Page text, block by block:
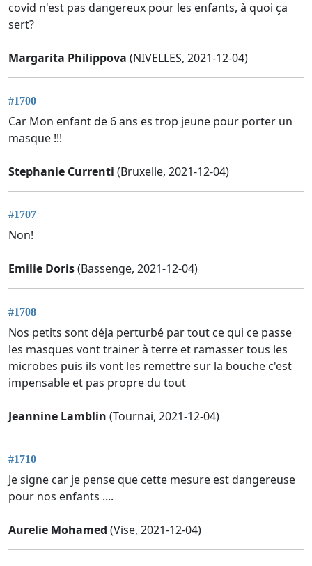
covid n'est pas dangereux pour les enfants, à quoi ça
sert?
Margarita Philippova (NIVELLES, 2021-12-04)
#1700
Car Mon enfant de 6 ans es trop jeune pour porter un
masque !!!
Stephanie Currenti (Bruxelle, 2021-12-04)
#1707
Non!
Emilie Doris(Bassenge, 2021-12-04)
#1708
Nos petits sont déja perturbé par tout ce qui ce passe
les masques vont trainer à terre et ramasser tous les
microbes puis ils vont les remettre sur la bouche c'est
impensable et pas propre du tout
Jeannine Lamblin (Tournai, 2021-12-04)
#1710
Je signe car je pense que cette mesure est dangereuse
pour nos enfants ....
Aurelie Mohamed (Vise, 2021-12-04)